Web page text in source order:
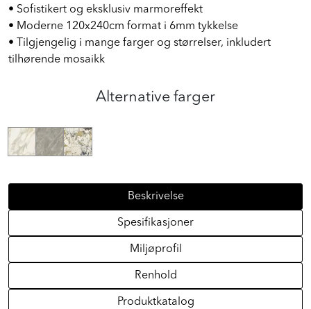
• Sofistikert og eksklusiv marmoreffekt
• Moderne 120x240cm format i 6mm tykkelse
• Tilgjengelig i mange farger og størrelser, inkludert
tilhørende mosaikk
Alternative farger
Beskrivelse
Spesifikasjoner
Miljøprofil
Renhold
Produktkatalog